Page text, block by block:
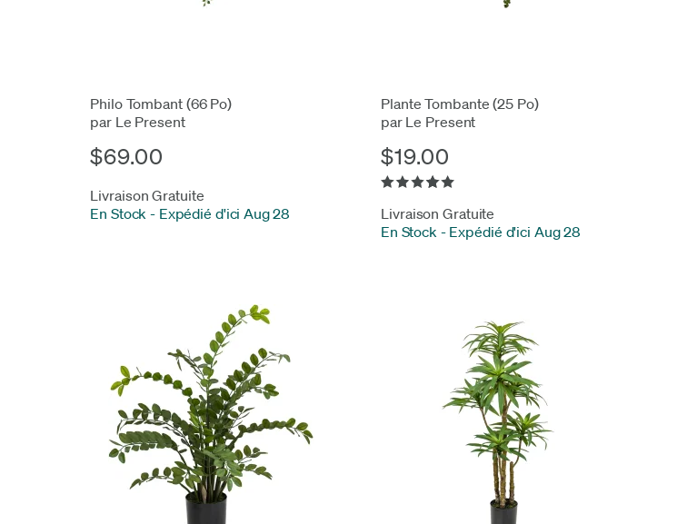
Philo Tombant (66 Po)
par Le Present
$69.00
Livraison Gratuite
En Stock - Expédié d'ici Aug 28
Plante Tombante (25 Po)
par Le Present
$19.00
Livraison Gratuite
En Stock - Expédié d'ici Aug 28